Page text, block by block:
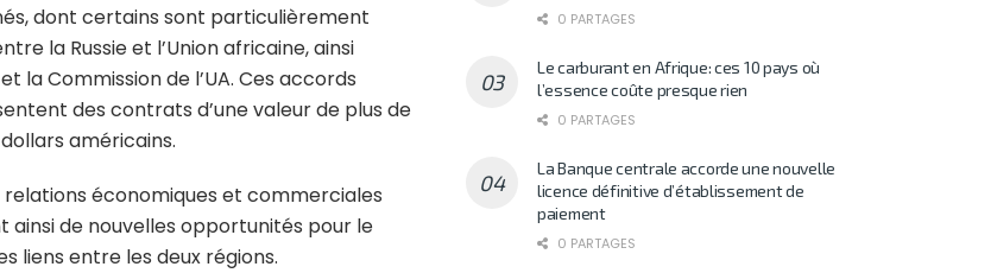
dont certains sont particulièrement
la Russie et l’Union africaine, ainsi
la Commission de l’UA. Ces accords
des contrats d’une valeur de plus de
américains.
économiques et commerciales
ainsi de nouvelles opportunités pour le
liens entre les deux régions.
0 PARTAGES
Le carburant en Afrique: ces 10 pays où
l’essence coûte presque rien
0 PARTAGES
La Banque centrale accorde une nouvelle
licence définitive d’établissement de
paiement
0 PARTAGES